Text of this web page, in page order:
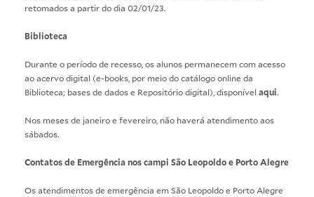
retomados a partir do dia 02/01/23.
Biblioteca
Durante o período de recesso, os alunos permanecem com acesso
ao acervo digital (e-books, por meio do catálogo online da
Biblioteca; bases de dados e Repositório digital), disponívelaqui.
Nos meses de janeiro e fevereiro, não haverá atendimento aos
sábados.
Contatos de Emergência nos campi São Leopoldo e Porto Alegre
Os atendimentos de emergência em São Leopoldo e Porto Alegre